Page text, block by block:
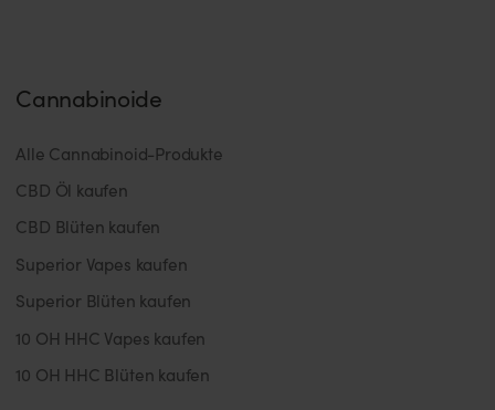
Cannabinoide
Alle Cannabinoid-Produkte
CBD Öl kaufen
CBD Blüten kaufen
Superior Vapes kaufen
Superior Blüten kaufen
10 OH HHC Vapes kaufen
10 OH HHC Blüten kaufen